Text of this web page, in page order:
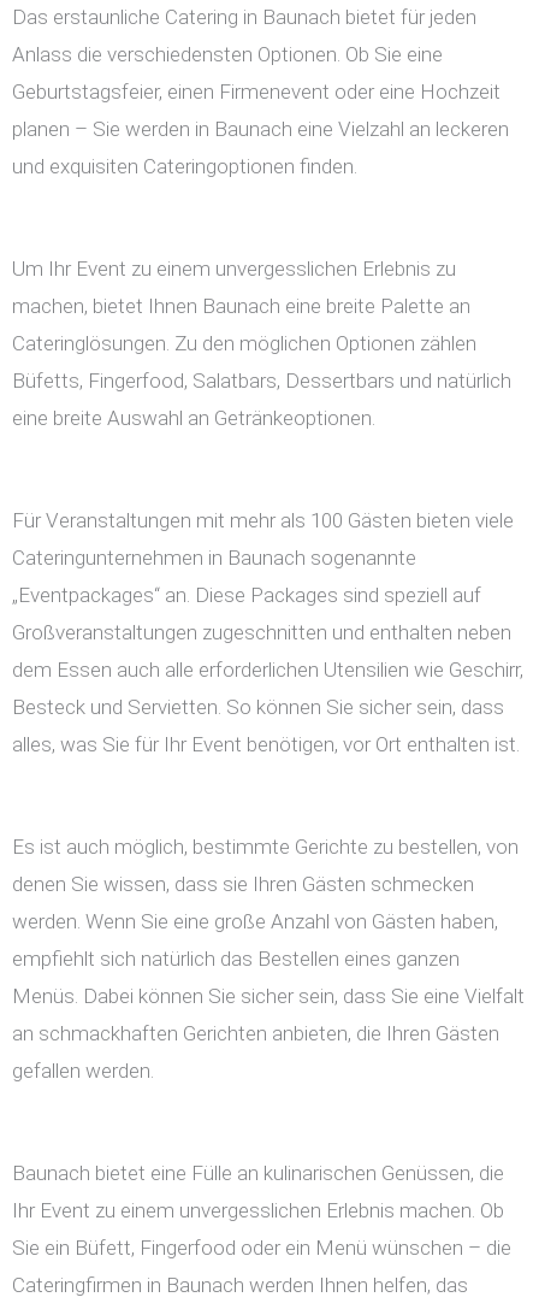
Das erstaunliche Catering in Baunach bietet für jeden
Anlass die verschiedensten Optionen. Ob Sie eine
Geburtstagsfeier, einen Firmenevent oder eine Hochzeit
planen – Sie werden in Baunach eine Vielzahl an leckeren
und exquisiten Cateringoptionen finden.
Um Ihr Event zu einem unvergesslichen Erlebnis zu
machen, bietet Ihnen Baunach eine breite Palette an
Cateringlösungen. Zu den möglichen Optionen zählen
Büfetts, Fingerfood, Salatbars, Dessertbars und natürlich
eine breite Auswahl an Getränkeoptionen.
Für Veranstaltungen mit mehr als 100 Gästen bieten viele
Cateringunternehmen in Baunach sogenannte
„Eventpackages“ an. Diese Packages sind speziell auf
Großveranstaltungen zugeschnitten und enthalten neben
dem Essen auch alle erforderlichen Utensilien wie Geschirr,
Besteck und Servietten. So können Sie sicher sein, dass
alles, was Sie für Ihr Event benötigen, vor Ort enthalten ist.
Es ist auch möglich, bestimmte Gerichte zu bestellen, von
denen Sie wissen, dass sie Ihren Gästen schmecken
werden. Wenn Sie eine große Anzahl von Gästen haben,
empfiehlt sich natürlich das Bestellen eines ganzen
Menüs. Dabei können Sie sicher sein, dass Sie eine Vielfalt
an schmackhaften Gerichten anbieten, die Ihren Gästen
gefallen werden.
Baunach bietet eine Fülle an kulinarischen Genüssen, die
Ihr Event zu einem unvergesslichen Erlebnis machen. Ob
Sie ein Büfett, Fingerfood oder ein Menü wünschen – die
Cateringfirmen in Baunach werden Ihnen helfen, das